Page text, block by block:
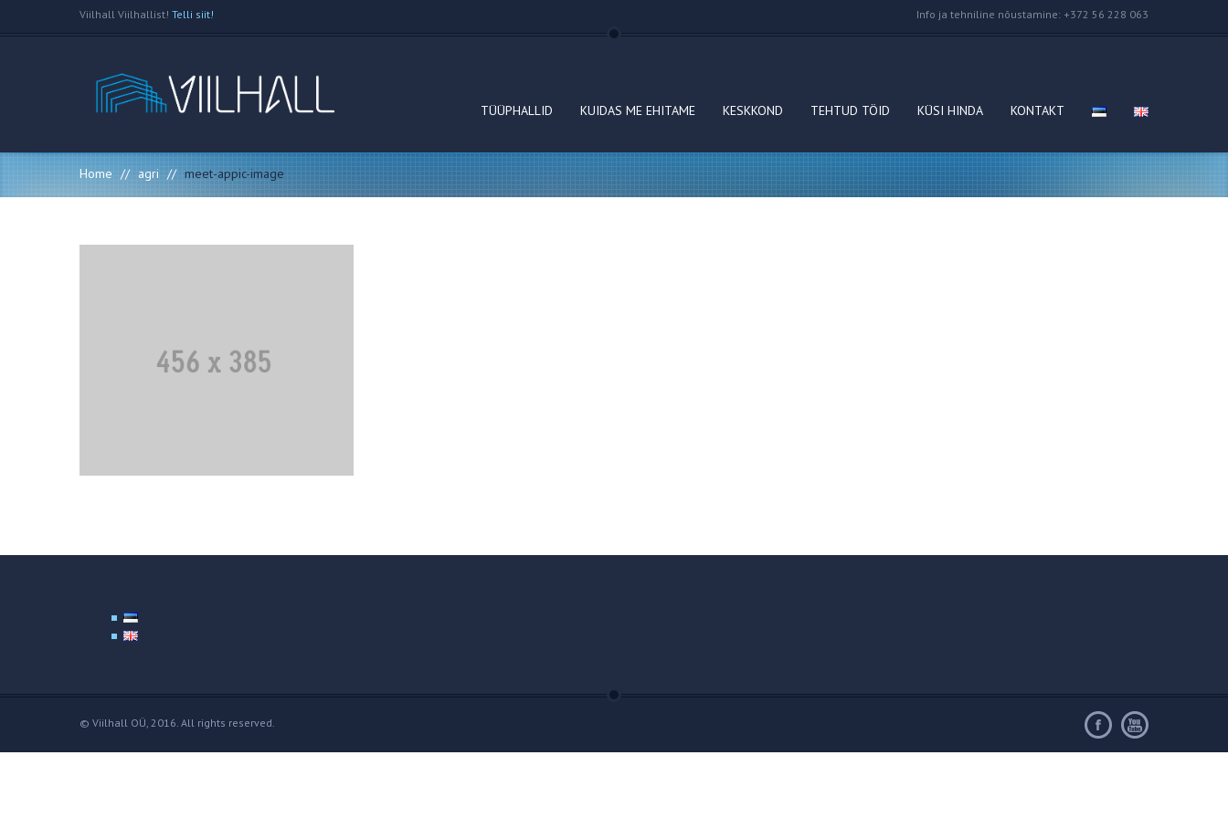
Viilhall Viilhallist! Telli siit! Info ja tehniline nõustamine: +372 56 228 063
TÜÜPHALLID KUIDAS ME EHITAME KESKKOND TEHTUD TÖID KÜSI HINDA KONTAKT
Home // agri // meet-appic-image
© Viilhall OÜ, 2016. All rights reserved.